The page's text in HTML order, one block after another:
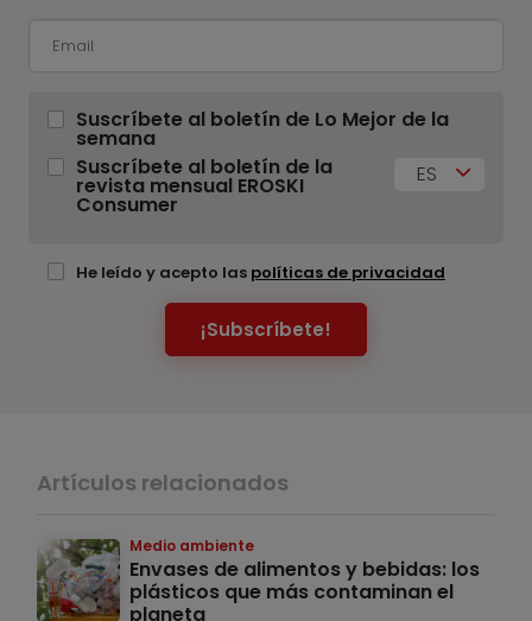
Suscríbete al boletín de Lo Mejor de la
semana
Suscríbete al boletín de la
revista mensual EROSKI
Consumer
ES
He leído y acepto las políticas de privacidad
¡Subscríbete!
Artículos relacionados
Medio ambiente
Envases de alimentos y bebidas: los
plásticos que más contaminan el
planeta